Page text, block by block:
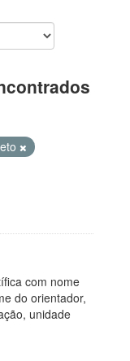
com nome
do orientador,
unidade